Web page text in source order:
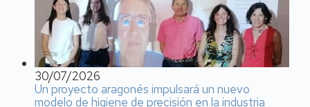
30/07/2026
Un proyecto aragonés impulsará un nuevo
modelo de higiene de precisión en la industria